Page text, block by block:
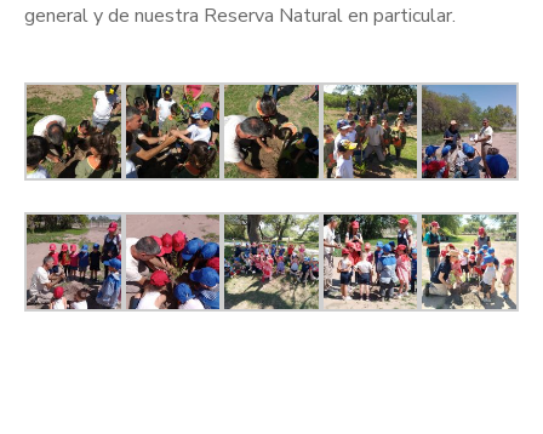
general y de nuestra Reserva Natural en particular.